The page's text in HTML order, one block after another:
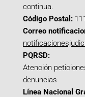
continua.
Código Postal:
Correo
PQRSD:
Atención
denuncias
Línea Nacional